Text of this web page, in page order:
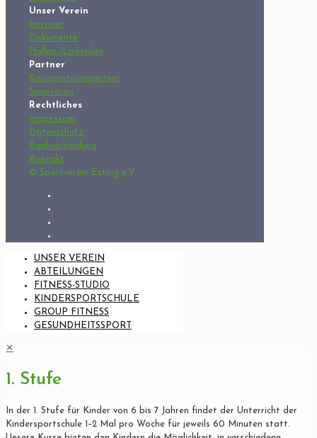
Unser Verein
Intranet
Dokumente
Hallen-/Lageplan
Partner
Kooperationspartner
Sponsoren
Rechtliches
Impressum
Datenschutz
Bankverbindung
Kontakt
© Sportverein Esting e.V.
UNSER VEREIN
ABTEILUNGEN
FITNESS-STUDIO
KINDERSPORTSCHULE
GROUP FITNESS
GESUNDHEITSSPORT
✕
1. Stufe
In der 1. Stufe für Kinder von 6 bis 7 Jahren findet der Unterricht der
Kindersportschule 1–2 Mal pro Woche für jeweils 60 Minuten statt.